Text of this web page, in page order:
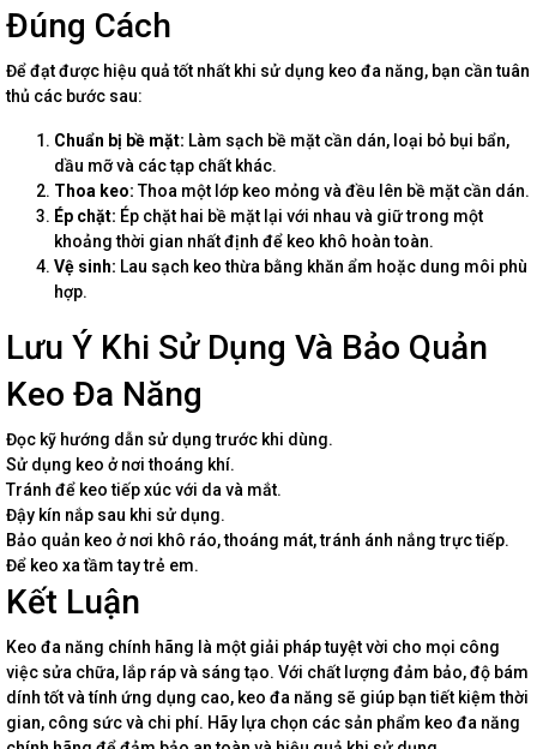
Đúng Cách
Để đạt được hiệu quả tốt nhất khi sử dụng keo đa năng, bạn cần tuân
thủ các bước sau:
Chuẩn bị bề mặt: Làm sạch bề mặt cần dán, loại bỏ bụi bẩn,
dầu mỡ và các tạp chất khác.
Thoa keo:Thoa một lớp keo mỏng và đều lên bề mặt cần dán.
Ép chặt: Ép chặt hai bề mặt lại với nhau và giữ trong một
khoảng thời gian nhất định để keo khô hoàn toàn.
Vệ sinh: Lau sạch keo thừa bằng khăn ẩm hoặc dung môi phù
hợp.
Lưu Ý Khi Sử Dụng Và Bảo Quản
Keo Đa Năng
Đọc kỹ hướng dẫn sử dụng trước khi dùng.
Sử dụng keo ở nơi thoáng khí.
Tránh để keo tiếp xúc với da và mắt.
Đậy kín nắp sau khi sử dụng.
Bảo quản keo ở nơi khô ráo, thoáng mát, tránh ánh nắng trực tiếp.
Để keo xa tầm tay trẻ em.
Kết Luận
Keo đa năng chính hãng là một giải pháp tuyệt vời cho mọi công
việc sửa chữa, lắp ráp và sáng tạo. Với chất lượng đảm bảo, độ bám
dính tốt và tính ứng dụng cao, keo đa năng sẽ giúp bạn tiết kiệm thời
gian, công sức và chi phí. Hãy lựa chọn các sản phẩm keo đa năng